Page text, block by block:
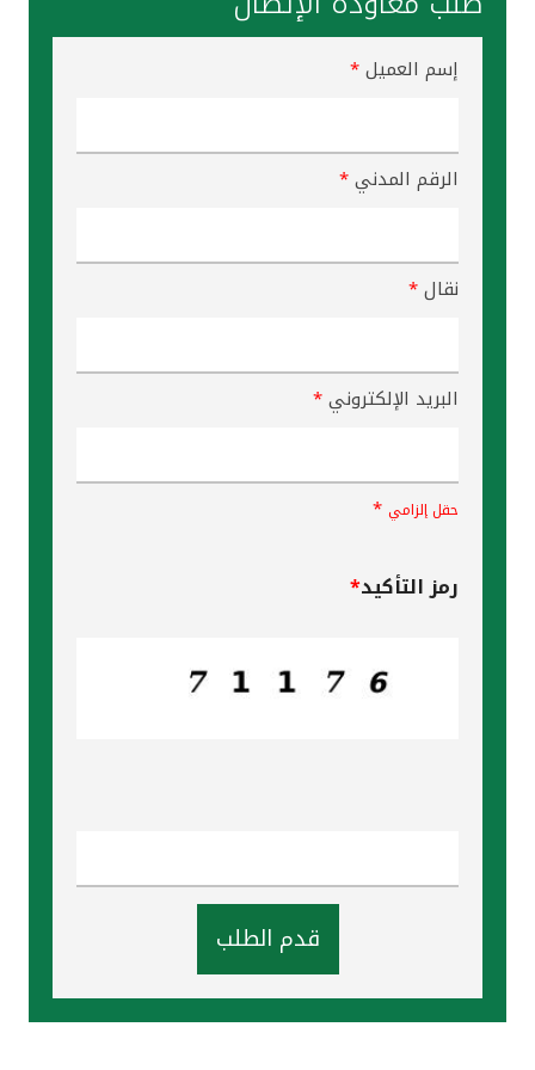
إسم العميل*
الرقم المدني*
نقال*
البريد الإلكتروني*
حقل إلزامي *
رمز التأكيد*
قدم الطلب